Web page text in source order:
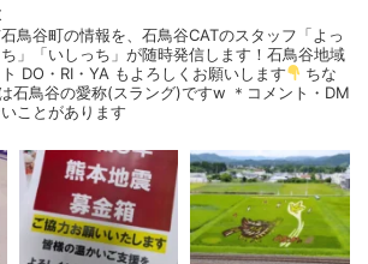
鳥谷町の情報を、石鳥谷CATのスタッフ「よっ
」「いしっち」が随時発信します！石鳥谷地域
DO・RI・YA もよろしくお願いします
ちな
石鳥谷の愛称(スラング)ですw ＊コメント・DM
ことがあります